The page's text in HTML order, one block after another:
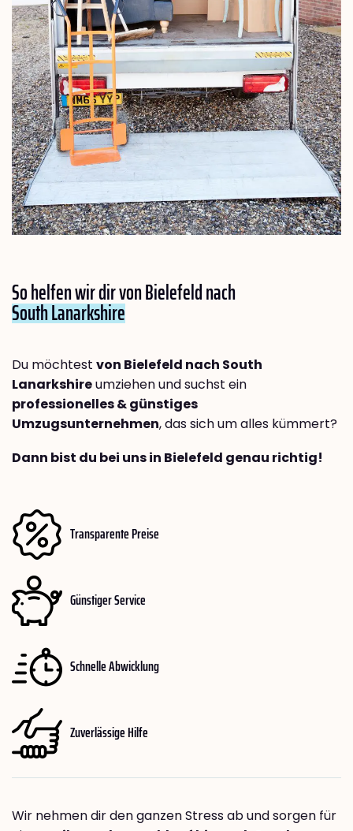
So helfen wir dir von Bielefeld nach
South Lanarkshire
Du möchtest von Bielefeld nach South
Lanarkshireumziehen und suchst ein
professionelles & günstiges
Umzugsunternehmen, das sich um alles kümmert?
Dann bist du bei uns in Bielefeld genau richtig!
Transparente Preise
Günstiger Service
Schnelle Abwicklung
Zuverlässige Hilfe
Wir nehmen dir den ganzen Stress ab und sorgen für